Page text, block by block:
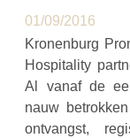
01/09/2016
Kronenburg
Hospitality
Al vanaf de
nauw
ontvangst,